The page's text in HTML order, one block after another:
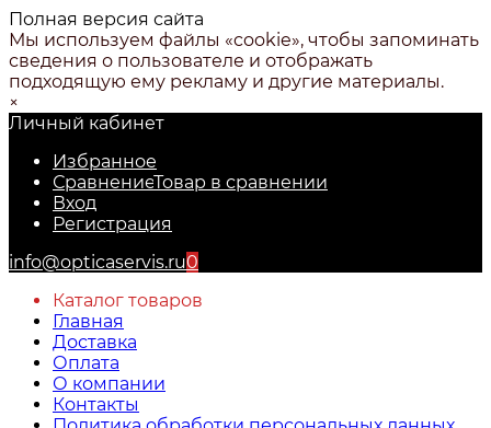
Полная версия сайта
Мы используем файлы «cookie», чтобы запоминать
сведения о пользователе и отображать
подходящую ему рекламу и другие материалы.
×
Личный кабинет
Избранное
СравнениеТовар в сравнении
Вход
Регистрация
info@opticaservis.ru0
Каталог товаров
Главная
Доставка
Оплата
О компании
Контакты